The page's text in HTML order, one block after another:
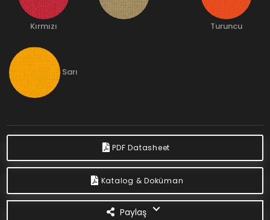
Kırmızı Turuncu
Sarı
PDF Datasheet
Katalog & Doküman
Paylaş